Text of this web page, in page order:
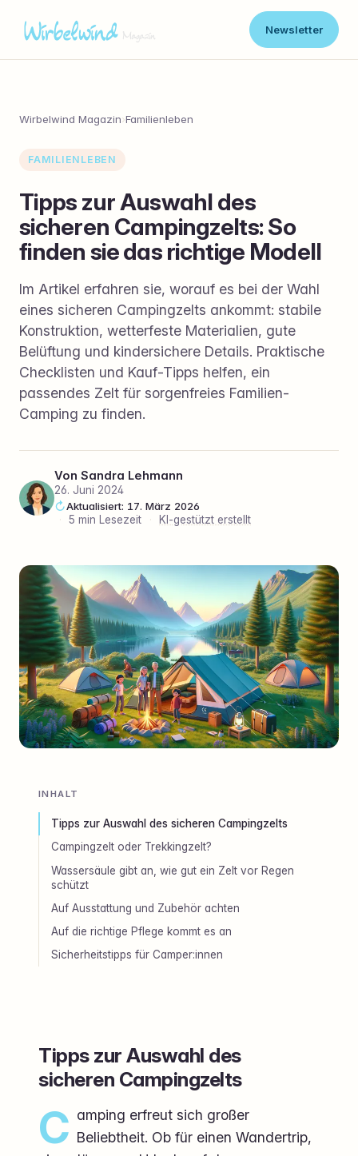
Newsletter
Wirbelwind Magazin›Familienleben
FAMILIENLEBEN
Tipps zur Auswahl des
sicheren Campingzelts: So
finden sie das richtige Modell
Im Artikel erfahren sie, worauf es bei der Wahl
eines sicheren Campingzelts ankommt: stabile
Konstruktion, wetterfeste Materialien, gute
Belüftung und kindersichere Details. Praktische
Checklisten und Kauf-Tipps helfen, ein
passendes Zelt für sorgenfreies Familien-
Camping zu finden.
Von Sandra Lehmann
26. Juni 2024
Aktualisiert: 17. März 2026
·
5 min Lesezeit · KI-gestützt erstellt
INHALT
Tipps zur Auswahl des sicheren Campingzelts
Campingzelt oder Trekkingzelt?
Wassersäule gibt an, wie gut ein Zelt vor Regen
schützt
Auf Ausstattung und Zubehör achten
Auf die richtige Pflege kommt es an
Sicherheitstipps für Camper:innen
Tipps zur Auswahl des
sicheren Campingzelts
C amping erfreut sich großer
Beliebtheit. Ob für einen Wandertrip,